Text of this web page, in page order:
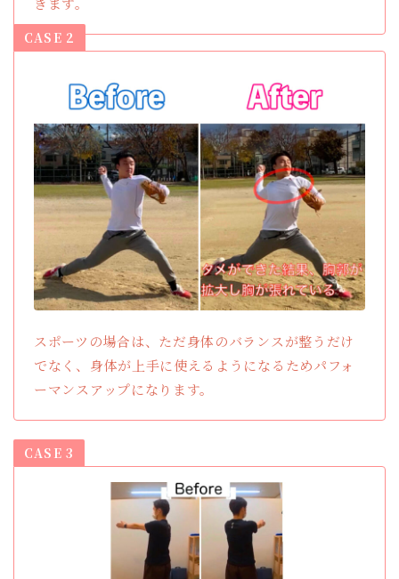
CASE 2
スポーツの場合は、ただ身体のバランスが整うだけ
でなく、身体が上手に使えるようになるためパフォ
ーマンスアップになります。
CASE 3